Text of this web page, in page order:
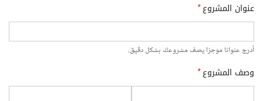
عنوان المشروع*
أدرج عنوانا موجزا يصف مشروعك بشكل دقيق.
وصف المشروع*